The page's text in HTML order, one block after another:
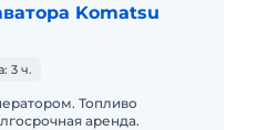
Komatsu
3 ч.
Топливо
аренда.